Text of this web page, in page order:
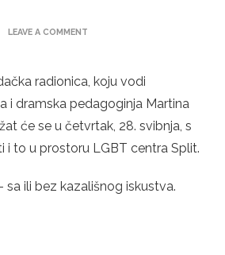
LEAVE A COMMENTON
radionica, koju vodi
i dramska pedagoginja Martina
će se u četvrtak, 28. svibnja, s
i to u prostoru LGBT centra Split.
sa ili bez kazališnog iskustva.